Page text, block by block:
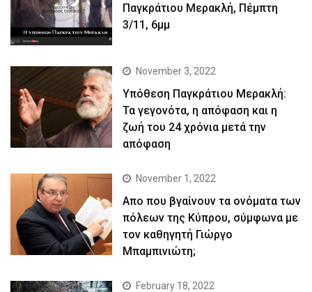
Παγκράτιου Μερακλή, Πέμπτη
3/11, 6μμ
November 3, 2022
Yπόθεση Παγκράτιου Μερακλή:
Τα γεγονότα, η απόφαση και η
ζωή του 24 χρόνια μετά την
απόφαση
November 1, 2022
Απο που βγαίνουν τα ονόματα των
πόλεων της Κύπρου, σύμφωνα με
τον καθηγητή Γιώργο
Μπαμπινιώτη;
February 18, 2022